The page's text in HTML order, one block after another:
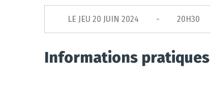
LE JEU 20 JUIN 2024 20H30
Informations pratiques